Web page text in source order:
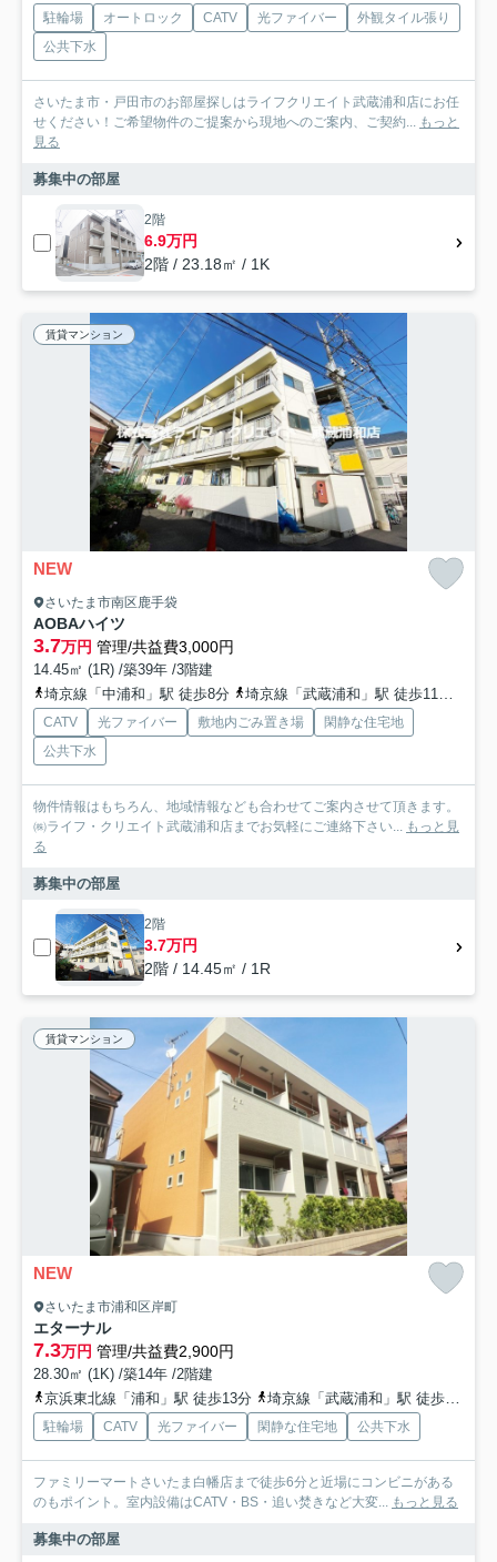
駐輪場 オートロック CATV 光ファイバー
外観タイル張り
公共下水
さいたま市・戸田市のお部屋探しはライフクリエイト武蔵浦和店にお任
せください！ご希望物件のご提案から現地へのご案内、ご契約... もっと
見る
募集中の部屋
2階
6.9万円
2階 / 23.18㎡ / 1K
賃貸マンション
NEW
さいたま市南区鹿手袋
AOBAハイツ
3.7万円 管理/共益費3,000円
14.45㎡ (1R) /築39年 /3階建
埼京線「中浦和」駅 徒歩8分
埼京線「武蔵浦和」駅 徒歩11分
CATV 光ファイバー 敷地内ごみ置き場
閑静な住宅地
公共下水
物件情報はもちろん、地域情報なども合わせてご案内させて頂きます。
㈱ライフ・クリエイト武蔵浦和店までお気軽にご連絡下さい... もっと見
る
募集中の部屋
2階
3.7万円
2階 / 14.45㎡ / 1R
賃貸マンション
NEW
さいたま市浦和区岸町
エターナル
7.3万円 管理/共益費2,900円
28.30㎡ (1K) /築14年 /2階建
京浜東北線「浦和」駅 徒歩13分
埼京線「武蔵浦和」駅 徒歩15分
駐輪場 CATV 光ファイバー 閑静な住宅地 公共下水
ファミリーマートさいたま白幡店まで徒歩6分と近場にコンビニがある
のもポイント。室内設備はCATV・BS・追い焚きなど大変... もっと見る
募集中の部屋